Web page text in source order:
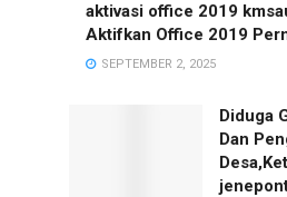
aktivasi office 2019
Aktifkan Office 2019
SEPTEMBER 2, 2025
Diduga
Dan